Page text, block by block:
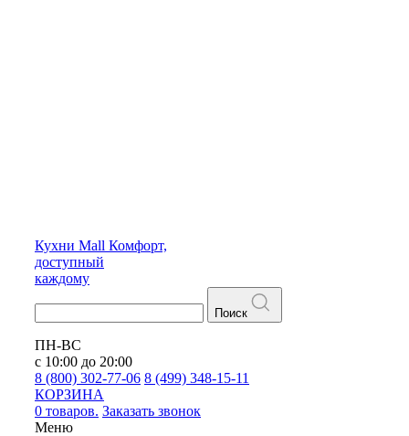
Кухни Mall Комфорт,
доступный
каждому
Поиск
ПН-ВС
с 10:00 до 20:00
8 (800) 302-77-06 8 (499) 348-15-11
КОРЗИНА
0 товаров. Заказать звонок
Меню